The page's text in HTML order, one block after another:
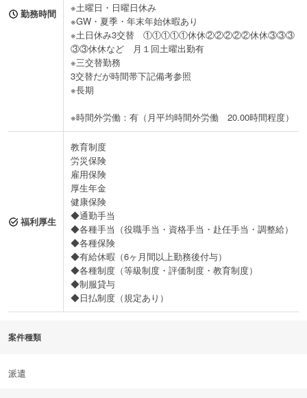
勤務時間
※土曜日・日曜日休み
※GW・夏季・年末年始休暇あり
※土日休み3交替 ①①①①①休休②②②②②休休③③③
③③休休など 月１回土曜出勤有
※三交替勤務
3交替だが時間帯下記備考参照
※長期
※時間外労働：有（月平均時間外労働 20.00時間程度）
福利厚生
教育制度
労災保険
雇用保険
厚生年金
健康保険
◆通勤手当
◆各種手当（役職手当・資格手当・赴任手当・調整給）
◆各種保険
◆有給休暇（6ヶ月間以上勤務後付与）
◆各種制度（等級制度・評価制度・教育制度）
◆制服貸与
◆日払制度（規定あり）
案件種類
派遣